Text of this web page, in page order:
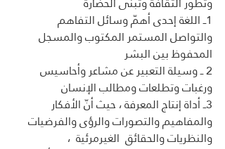
1ــ اللغة إحدى أهمّ وسائل التفاهم
والتواصل المستمر المكتوب والمسجل
المحفوظ بين البشر
2 ــ وسيلة التعبير عن مشاعر وأحاسيس
ورغبات وتطلعات ومطالب الإنسان
3ــ أداة إنتاج المعرفة ، حيث أنّ الأفكار
والمفاهيم والتصورات والرؤى والفرضيات
والنظريات والحقائق  الغيرمرئية  ،